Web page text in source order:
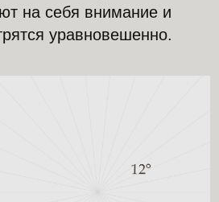
на себя внимание и
уравновешенно.